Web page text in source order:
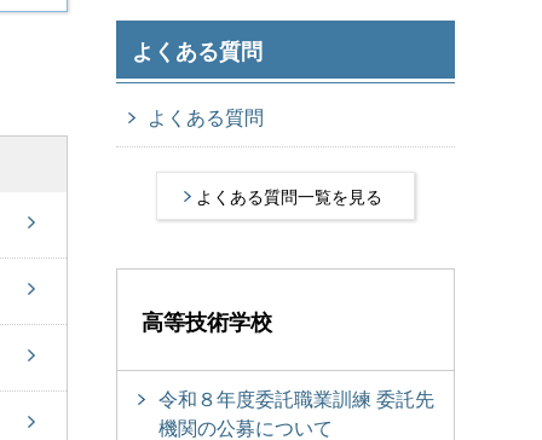
よくある質問
よくある質問
よくある質問一覧を見る
高等技術学校
令和８年度委託職業訓練 委託先
機関の公募について